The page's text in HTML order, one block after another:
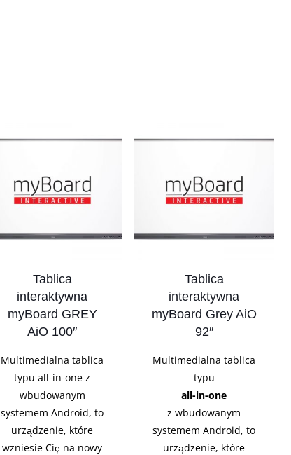
Tablica
interaktywna
myBoard GREY
AiO 100″
Multimedialna tablica
typu all-in-one z
wbudowanym
systemem Android, to
urządzenie, które
wzniesie Cię na nowy
Tablica
interaktywna
myBoard Grey AiO
92″
Multimedialna tablica
typu
all-in-one
z wbudowanym
systemem Android, to
urządzenie, które